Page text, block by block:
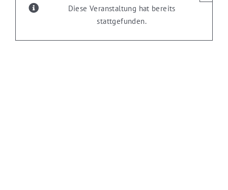
Diese Veranstaltung hat bereits
stattgefunden.